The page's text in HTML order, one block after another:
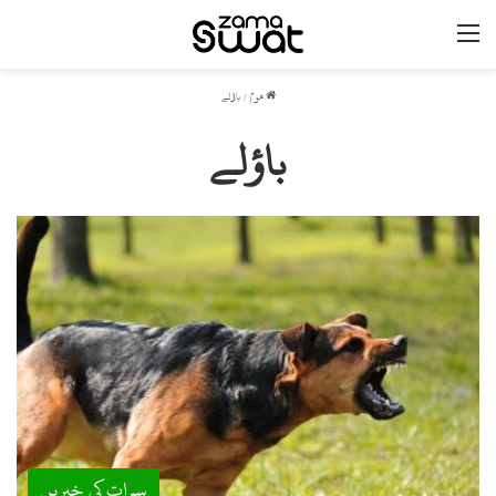
ھوم / باؤلے
باؤلے